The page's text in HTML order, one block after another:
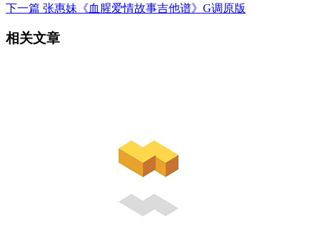
下一篇 张惠妹《血腥爱情故事吉他谱》G调原版
相关文章